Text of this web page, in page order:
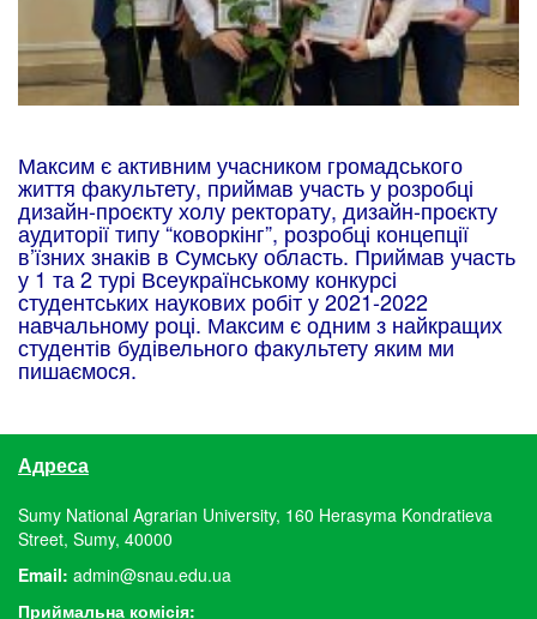
Максим є активним учасником громадського
життя факультету, приймав участь у розробці
дизайн-проєкту холу ректорату, дизайн-проєкту
аудиторії типу “коворкінг”, розробці концепції
в’їзних знаків в Сумську область. Приймав участь
у 1 та 2 турі Всеукраїнському конкурсі
студентських наукових робіт у 2021-2022
навчальному році. Максим є одним з найкращих
студентів будівельного факультету яким ми
пишаємося.
Адреса
Sumy National Agrarian University, 160 Herasyma Kondratieva
Street, Sumy, 40000
Email: admin@snau.edu.ua
Приймальна комісія: